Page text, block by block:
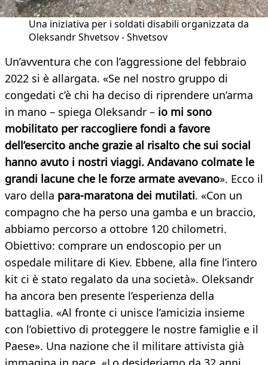
Una iniziativa per i soldati disabili organizzata da
Oleksandr Shvetsov - Shvetsov
Un’avventura che con l’aggressione del febbraio
2022 si è allargata. «Se nel nostro gruppo di
congedati c’è chi ha deciso di riprendere un’arma
in mano – spiega Oleksandr – io mi sono
mobilitato per raccogliere fondi a favore
dell’esercito anche grazie al risalto che sui social
hanno avuto i nostri viaggi. Andavano colmate le
grandi lacune che le forze armate avevano». Ecco il
varo della para-maratona dei mutilati. «Con un
compagno che ha perso una gamba e un braccio,
abbiamo percorso a ottobre 120 chilometri.
Obiettivo: comprare un endoscopio per un
ospedale militare di Kiev. Ebbene, alla fine l’intero
kit ci è stato regalato da una società». Oleksandr
ha ancora ben presente l’esperienza della
battaglia. «Al fronte ci unisce l’amicizia insieme
con l’obiettivo di proteggere le nostre famiglie e il
Paese». Una nazione che il militare attivista già